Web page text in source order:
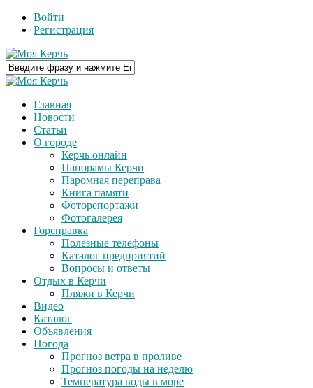
Войти
Регистрация
Главная
Новости
Статьи
О городе
Керчь онлайн
Панорамы Керчи
Паромная переправа
Книга памяти
Фоторепортажи
Фотогалерея
Горсправка
Полезные телефоны
Каталог предприятий
Вопросы и ответы
Отдых в Керчи
Пляжи в Керчи
Видео
Каталог
Объявления
Погода
Прогноз ветра в проливе
Прогноз погоды на неделю
Температура воды в море